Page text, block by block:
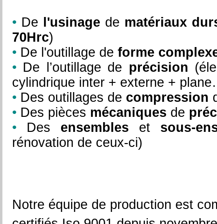
• De l'usinage de matériaux
70Hrc)
• De l'outillage de forme
• De l’outillage de précision
cylindrique inter + externe +
• Des outillages de compression
• Des pièces mécaniques de
• Des ensembles et sous-
rénovation de ceux-ci)
Notre équipe de production est